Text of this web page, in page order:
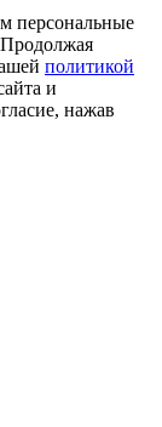
персональные
политикой
и
нажав